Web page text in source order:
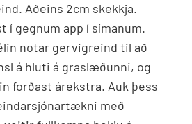
Aðeins 2cm skekkja.
í gegnum app í símanum.
notar gervigreind til að
á hluti á graslæðunni, og
forðast árekstra. Auk þess
með